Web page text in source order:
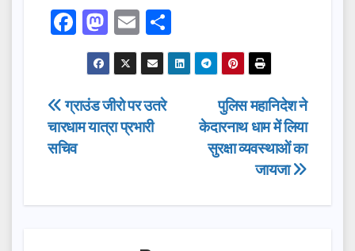
F
a
c
e
b
o
k
M
a
st
o
d
E
m
ail
h
ar
Post
navigation
पुलिस महानिदेश ने
केदारनाथ धाम में लिया
सुरक्षा व्यवस्थाओं का
जायजा
ग्राउंड जीरो पर उतरे
चारधाम यात्रा प्रभारी
सचिव